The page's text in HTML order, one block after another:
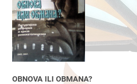
OBNOVA ILI OBMANA?